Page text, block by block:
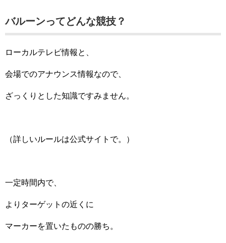
バルーンってどんな競技？
ローカルテレビ情報と、
会場でのアナウンス情報なので、
ざっくりとした知識ですみません。
（詳しいルールは公式サイトで。）
一定時間内で、
よりターゲットの近くに
マーカーを置いたものの勝ち。